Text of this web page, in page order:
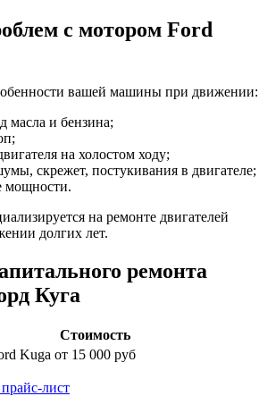
с мотором Ford
вашей машины при движении:
масла и бензина;
на холостом ходу;
скрежет, постукивания в двигателе;
мощности.
на ремонте двигателей
долгих лет.
ремонта
Куга
Стоимость
Kuga от 15 000 руб
лист